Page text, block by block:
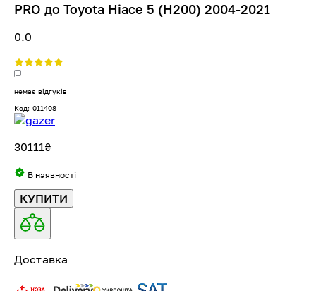
PRO до Toyota Hiace 5 (H200) 2004-2021
0.0
немає відгуків
Код: 011408
30111₴
В наявності
КУПИТИ
Доставка